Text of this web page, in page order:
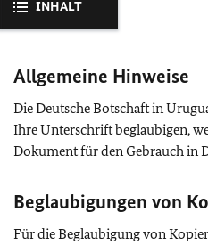
INHALT
Allgemeine Hinweise
Die Deutsche Botschaft in
Ihre Unterschrift beglaubigen,
Dokument für den Gebrauch in
Beglaubigungen von
Für die Beglaubigung von